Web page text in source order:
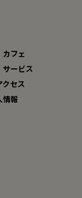
カフェ
サービス
クセス
情報